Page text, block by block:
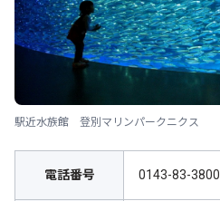
駅近水族館 登別マリンパークニクス
電話番号 0143-83-3800